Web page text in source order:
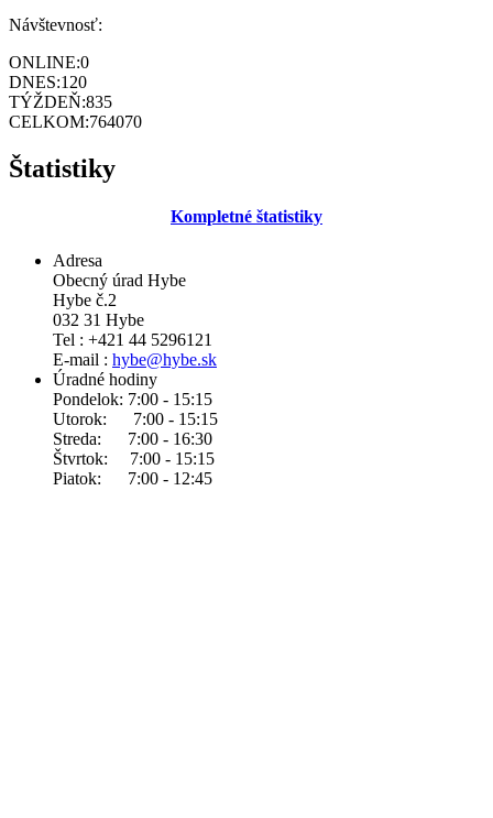
Návštevnosť:
ONLINE:0
DNES:120
TÝŽDEŇ:835
CELKOM:764070
Štatistiky
Kompletné štatistiky
Adresa
Obecný úrad Hybe
Hybe č.2
032 31 Hybe
Tel : +421 44 5296121
E-mail : hybe@hybe.sk
Úradné hodiny
Pondelok: 7:00 - 15:15
Utorok: 7:00 - 15:15
Streda: 7:00 - 16:30
Štvrtok: 7:00 - 15:15
Piatok: 7:00 - 12:45